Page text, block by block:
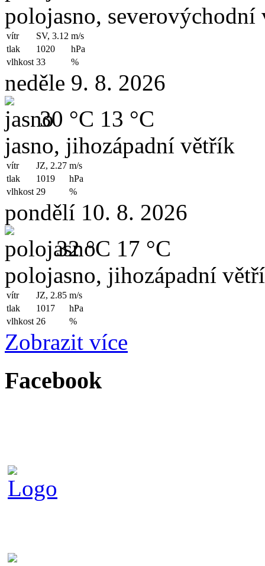
polojasno, severovýchodní
vítr SV, 3.12 m/s
tlak
1020
hPa
vlhkost 33 %
neděle 9. 8. 2026
30 °C 13 °C
jasno, jihozápadní větřík
vítr JZ, 2.27 m/s
tlak
1019
hPa
vlhkost 29 %
pondělí 10. 8. 2026
32 °C 17 °C
polojasno, jihozápadní
vítr JZ, 2.85 m/s
tlak
1017
hPa
vlhkost 26 %
Zobrazit více
Facebook